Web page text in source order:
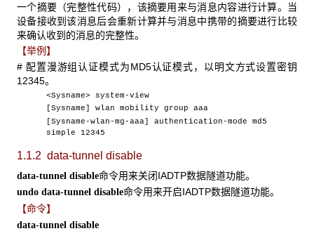
一个摘要（完整性代码），该摘要用来与消息内容进行计算。当
设备接收到该消息后会重新计算并与消息中携带的摘要进行比较
来确认收到的消息的完整性。
【举例】
# 配置漫游组认证模式为MD5认证模式，以明文方式设置密钥
12345。
<Sysname> system-view
[Sysname] wlan mobility group aaa
[Sysname-wlan-mg-aaa] authentication-mode md5
simple 12345
1.1.2 data-tunnel disable
data-tunnel disable命令用来关闭IADTP数据隧道功能。
undo data-tunnel disable命令用来开启IADTP数据隧道功能。
【命令】
data-tunnel disable